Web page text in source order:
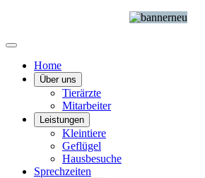
Home
Über uns
Tierärzte
Mitarbeiter
Leistungen
Kleintiere
Geflügel
Hausbesuche
Sprechzeiten